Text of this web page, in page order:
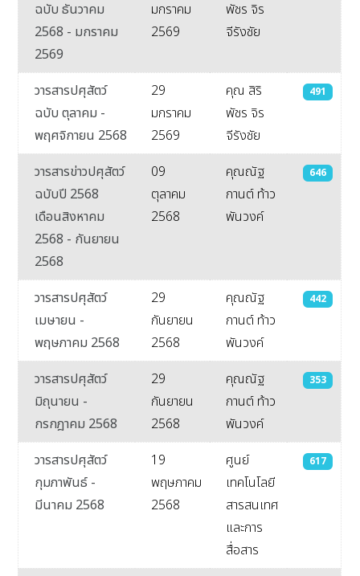
ฉบับ ธันวาคม
2568 - มกราคม
2569
มกราคม
2569
พัชร จิร
จีรังชัย
วารสารปศุสัตว์
ฉบับ ตุลาคม -
พฤศจิกายน 2568
29
มกราคม
2569
คุณ สิริ
พัชร จิร
จีรังชัย
491
วารสารข่าวปศุสัตว์
ฉบับปี 2568
เดือนสิงหาคม
2568 - กันยายน
2568
09
ตุลาคม
2568
คุณณัฐ
กานต์ ท้าว
พันวงค์
646
วารสารปศุสัตว์
เมษายน -
พฤษภาคม 2568
29
กันยายน
2568
คุณณัฐ
กานต์ ท้าว
พันวงค์
442
วารสารปศุสัตว์
มิถุนายน -
กรกฎาคม 2568
29
กันยายน
2568
คุณณัฐ
กานต์ ท้าว
พันวงค์
353
วารสารปศุสัตว์
กุมภาพันธ์ -
มีนาคม 2568
19
พฤษภาคม
2568
ศูนย์
เทคโนโลยี
สารสนเทศ
และการ
สื่อสาร
617